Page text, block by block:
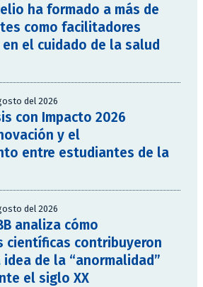
ha formado a más de
como facilitadores
el cuidado de la salud
del 2026
con Impacto 2026
y el
entre estudiantes de la
del 2026
analiza cómo
científicas contribuyeron
de la “anormalidad”
el siglo XX